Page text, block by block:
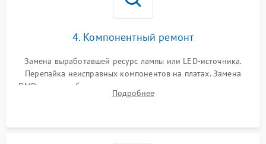
4. Компонентный ремонт
Замена выработавшей ресурс лампы или LED-источника.
Перепайка неисправных компонентов на платах. Замена
DMD-чипа при битых пикселях, установка нового цветового
колеса или восстановление сгоревших поляризационных
Подробнее